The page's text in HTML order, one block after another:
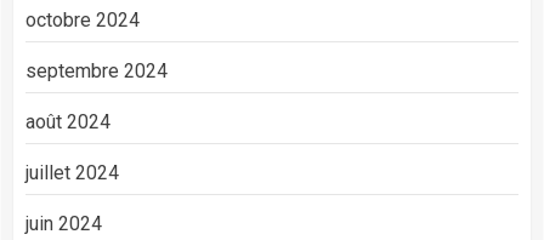
octobre 2024
septembre 2024
août 2024
juillet 2024
juin 2024